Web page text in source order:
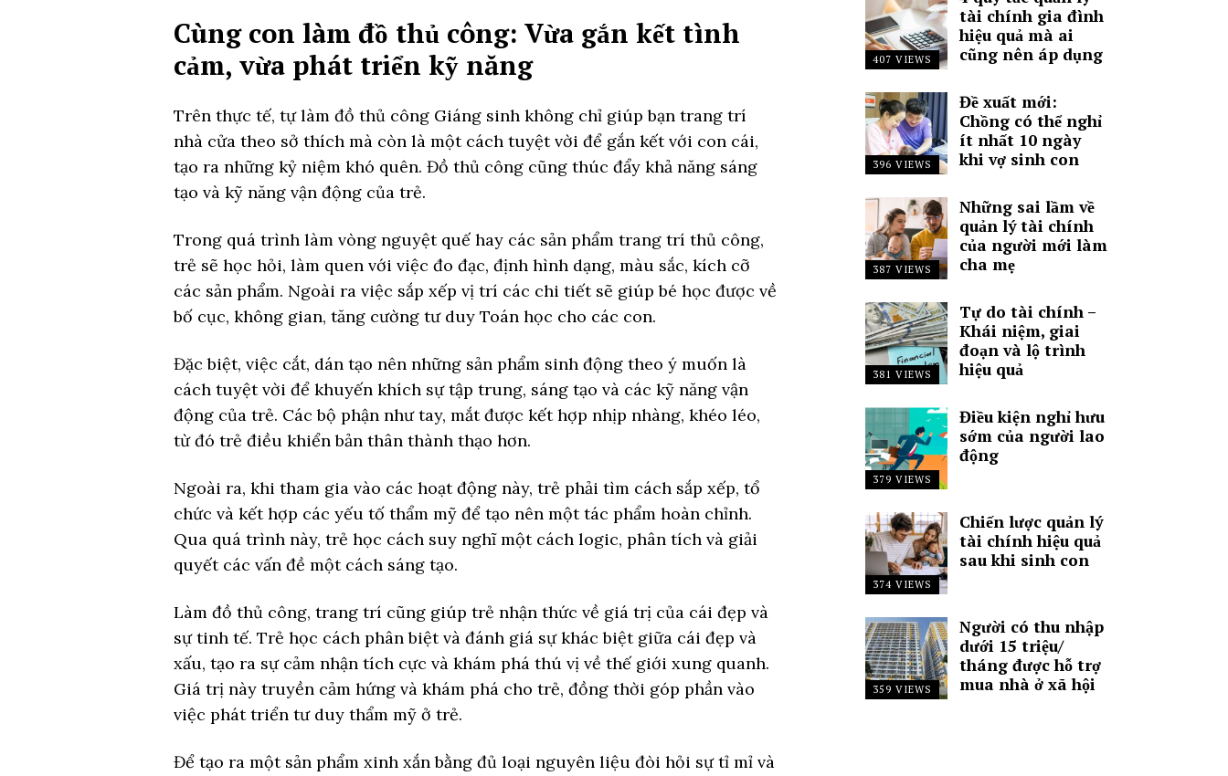
Cùng con làm đồ thủ công: Vừa gắn kết tình
cảm, vừa phát triển kỹ năng
Trên thực tế, tự làm đồ thủ công Giáng sinh không chỉ giúp bạn trang trí
nhà cửa theo sở thích mà còn là một cách tuyệt vời để gắn kết với con cái,
tạo ra những kỷ niệm khó quên. Đồ thủ công cũng thúc đẩy khả năng sáng
tạo và kỹ năng vận động của trẻ.
Trong quá trình làm vòng nguyệt quế hay các sản phẩm trang trí thủ công,
trẻ sẽ học hỏi, làm quen với việc đo đạc, định hình dạng, màu sắc, kích cỡ
các sản phẩm. Ngoài ra việc sắp xếp vị trí các chi tiết sẽ giúp bé học được về
bố cục, không gian, tăng cường tư duy Toán học cho các con.
Đặc biệt, việc cắt, dán tạo nên những sản phẩm sinh động theo ý muốn là
cách tuyệt vời để khuyến khích sự tập trung, sáng tạo và các kỹ năng vận
động của trẻ. Các bộ phận như tay, mắt được kết hợp nhịp nhàng, khéo léo,
từ đó trẻ điều khiển bản thân thành thạo hơn.
Ngoài ra, khi tham gia vào các hoạt động này, trẻ phải tìm cách sắp xếp, tổ
chức và kết hợp các yếu tố thẩm mỹ để tạo nên một tác phẩm hoàn chỉnh.
Qua quá trình này, trẻ học cách suy nghĩ một cách logic, phân tích và giải
quyết các vấn đề một cách sáng tạo.
Làm đồ thủ công, trang trí cũng giúp trẻ nhận thức về giá trị của cái đẹp và
sự tinh tế. Trẻ học cách phân biệt và đánh giá sự khác biệt giữa cái đẹp và
xấu, tạo ra sự cảm nhận tích cực và khám phá thú vị về thế giới xung quanh.
Giá trị này truyền cảm hứng và khám phá cho trẻ, đồng thời góp phần vào
việc phát triển tư duy thẩm mỹ ở trẻ.
Để tạo ra một sản phẩm xinh xắn bằng đủ loại nguyên liệu đòi hỏi sự tỉ mỉ và
407 VIEWS
tài chính gia đình
hiệu quả mà ai
cũng nên áp dụng
396 VIEWS
Đề xuất mới:
Chồng có thể nghỉ
ít nhất 10 ngày
khi vợ sinh con
387 VIEWS
Những sai lầm về
quản lý tài chính
của người mới làm
cha mẹ
381 VIEWS
Tự do tài chính –
Khái niệm, giai
đoạn và lộ trình
hiệu quả
379 VIEWS
Điều kiện nghỉ hưu
sớm của người lao
động
374 VIEWS
Chiến lược quản lý
tài chính hiệu quả
sau khi sinh con
359 VIEWS
Người có thu nhập
dưới 15 triệu/
tháng được hỗ trợ
mua nhà ở xã hội